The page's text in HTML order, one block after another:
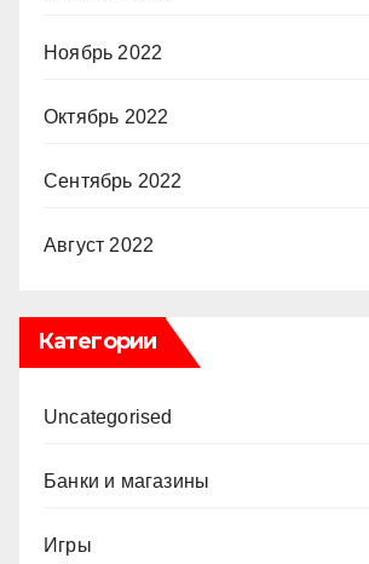
Ноябрь 2022
Октябрь 2022
Сентябрь 2022
Август 2022
Категории
Uncategorised
Банки и магазины
Игры